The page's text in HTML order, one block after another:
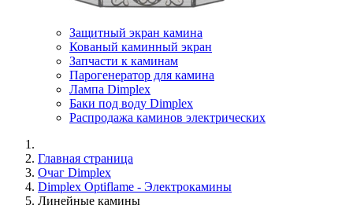
Защитный экран камина
Кованый каминный экран
Запчасти к каминам
Парогенератор для камина
Лампа Dimplex
Баки под воду Dimplex
Распродажа каминов электрических
Главная страница
Очаг Dimplex
Dimplex Optiflame - Электрокамины
Линейные камины